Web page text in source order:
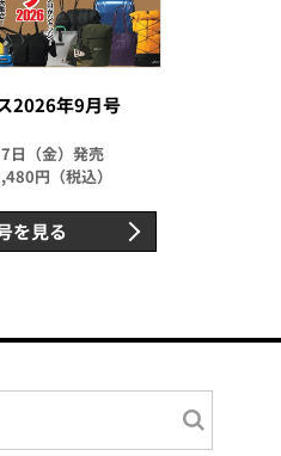
2026年9月号
日（金）発売
円（税込）
を見る